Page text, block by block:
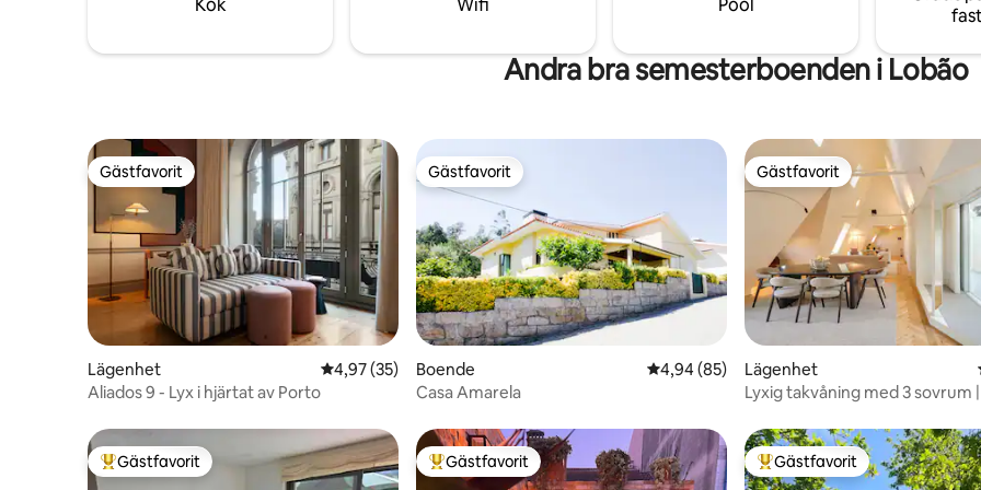
Kök Wifi Pool
Andra bra semesterboenden i Lobão
Gästfavorit
Gästfavorit
Lägenhet 4,97 av 5 i genomsnittligt betyg, 35 omdömen
4,97 (35)
Aliados 9 - Lyx i hjärtat av Porto
Gästfavorit
Gästfavorit
Boende 4,94 av 5 i genomsnittligt betyg, 85
4,94 (85)
Casa Amarela
Gästfavorit
Gästfavorit
Lägenhet
Lyxig takvåning med 3 sovrum
Populär gästfavorit
Gästfavorit Populär gästfavorit
Gästfavorit Populär gästfavorit
Gästfavorit